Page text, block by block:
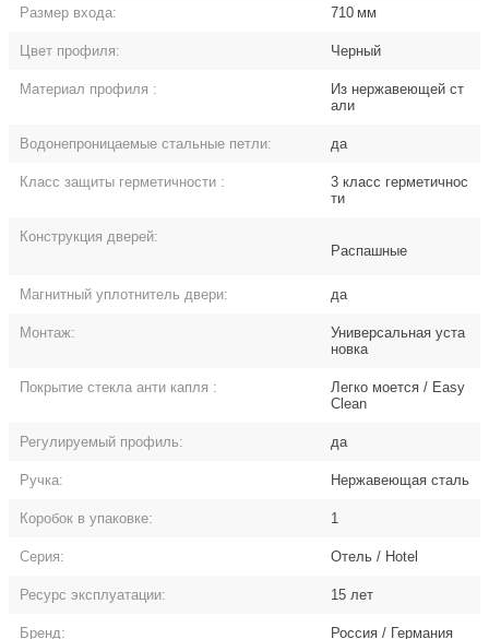
Размер входа: 710 мм
Цвет профиля: Черный
Материал профиля :
Из нержавеющей ст
али
Водонепроницаемые стальные петли: да
Класс защиты герметичности :
3 класс герметичнос
ти
Конструкция дверей:
Распашные
Магнитный уплотнитель двери: да
Монтаж:
Универсальная уста
новка
Покрытие стекла анти капля :
Легко моется / Easy
Clean
Регулируемый профиль: да
Ручка: Нержавеющая сталь
Коробок в упаковке: 1
Серия: Отель / Hotel
Ресурс эксплуатации: 15 лет
Бренд: Россия / Германия